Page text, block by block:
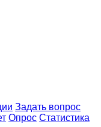
Задать вопрос
Опрос Статистика